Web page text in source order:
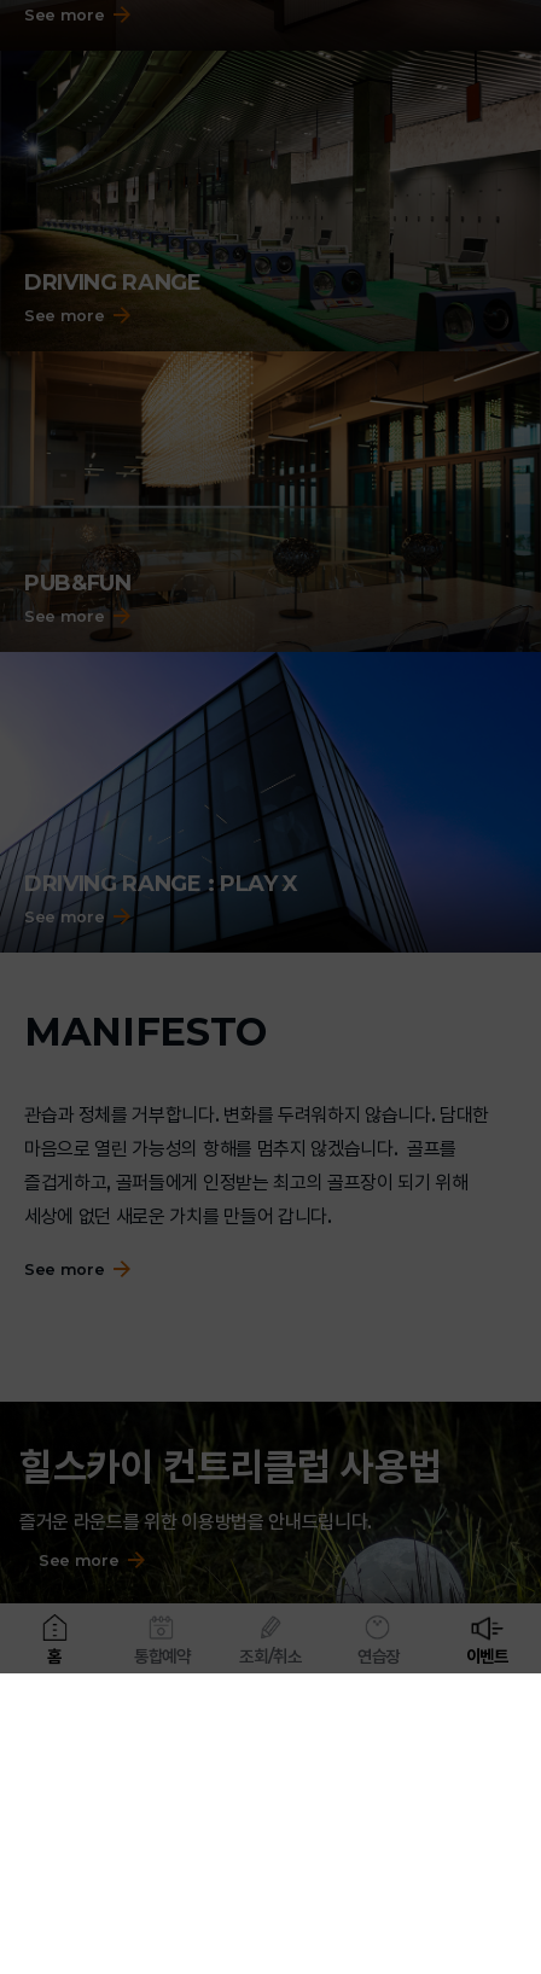
See more
DRIVING RANGE
See more
PUB&FUN
See more
DRIVING RANGE : PLAY X
See more
MANIFESTO
관습과 정체를 거부합니다. 변화를 두려워하지 않습니다. 담대한
마음으로 열린 가능성의 항해를 멈추지 않겠습니다. 골프를
즐겁게하고, 골퍼들에게 인정받는 최고의 골프장이 되기 위해
세상에 없던 새로운 가치를 만들어 갑니다.
See more
힐스카이 컨트리클럽 사용법
즐거운 라운드를 위한 이용방법을 안내드립니다.
See more
홈 통합예약 조회/취소 연습장 이벤트